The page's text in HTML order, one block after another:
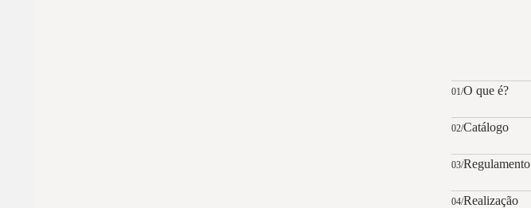
01/O que é?
02/Catálogo
03/Regulamento
04/Realização